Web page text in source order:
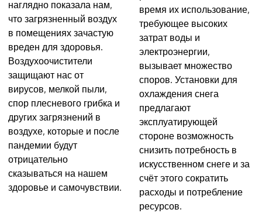
наглядно показала нам,
что загрязненный воздух
в помещениях зачастую
вреден для здоровья.
Воздухоочистители
защищают нас от
вирусов, мелкой пыли,
спор плесневого грибка и
других загрязнений в
воздухе, которые и после
пандемии будут
отрицательно
сказываться на нашем
здоровье и самочувствии.
время их использование,
требующее высоких
затрат воды и
электроэнергии,
вызывает множество
споров. Установки для
охлаждения снега
предлагают
эксплуатирующей
стороне возможность
снизить потребность в
искусственном снеге и за
счёт этого сократить
расходы и потребление
ресурсов.